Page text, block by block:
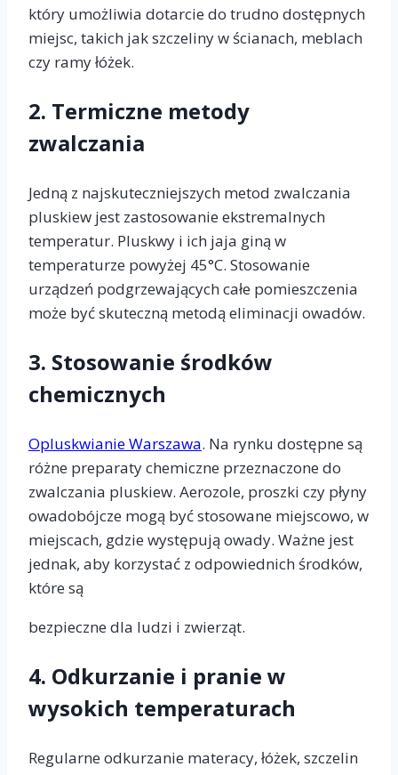
który umożliwia dotarcie do trudno dostępnych
miejsc, takich jak szczeliny w ścianach, meblach
czy ramy łóżek.
2. Termiczne metody
zwalczania
Jedną z najskuteczniejszych metod zwalczania
pluskiew jest zastosowanie ekstremalnych
temperatur. Pluskwy i ich jaja giną w
temperaturze powyżej 45°C. Stosowanie
urządzeń podgrzewających całe pomieszczenia
może być skuteczną metodą eliminacji owadów.
3. Stosowanie środków
chemicznych
Opluskwianie Warszawa. Na rynku dostępne są
różne preparaty chemiczne przeznaczone do
zwalczania pluskiew. Aerozole, proszki czy płyny
owadobójcze mogą być stosowane miejscowo, w
miejscach, gdzie występują owady. Ważne jest
jednak, aby korzystać z odpowiednich środków,
które są
bezpieczne dla ludzi i zwierząt.
4. Odkurzanie i pranie w
wysokich temperaturach
Regularne odkurzanie materacy, łóżek, szczelin